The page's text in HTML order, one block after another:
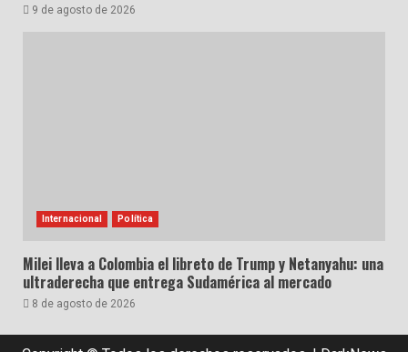
9 de agosto de 2026
Internacional Política
Milei lleva a Colombia el libreto de Trump y Netanyahu: una
ultraderecha que entrega Sudamérica al mercado
8 de agosto de 2026